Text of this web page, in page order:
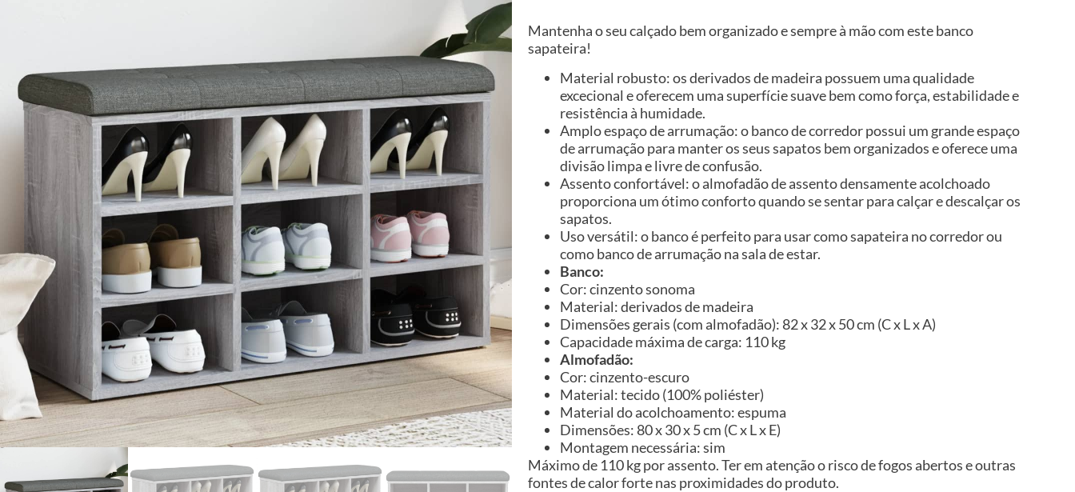
Mantenha o seu calçado bem organizado e sempre à mão com este banco
sapateira!
Material robusto: os derivados de madeira possuem uma qualidade
excecional e oferecem uma superfície suave bem como força, estabilidade e
resistência à humidade.
Amplo espaço de arrumação: o banco de corredor possui um grande espaço
de arrumação para manter os seus sapatos bem organizados e oferece uma
divisão limpa e livre de confusão.
Assento confortável: o almofadão de assento densamente acolchoado
proporciona um ótimo conforto quando se sentar para calçar e descalçar os
sapatos.
Uso versátil: o banco é perfeito para usar como sapateira no corredor ou
como banco de arrumação na sala de estar.
Banco:
Cor: cinzento sonoma
Material: derivados de madeira
Dimensões gerais (com almofadão): 82 x 32 x 50 cm (C x L x A)
Capacidade máxima de carga: 110 kg
Almofadão:
Cor: cinzento-escuro
Material: tecido (100% poliéster)
Material do acolchoamento: espuma
Dimensões: 80 x 30 x 5 cm (C x L x E)
Montagem necessária: sim
Máximo de 110 kg por assento. Ter em atenção o risco de fogos abertos e outras
fontes de calor forte nas proximidades do produto.